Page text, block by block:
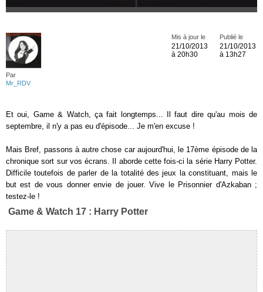
Par
Mr_RDV
Publié le
21/10/2013
à 13h27
Mis à jour le
21/10/2013
à 20h30
Et oui, Game & Watch, ça fait longtemps... Il faut dire qu'au mois de
septembre, il n'y a pas eu d'épisode... Je m'en excuse !
Mais Bref, passons à autre chose car aujourd'hui, le 17ème épisode de la
chronique sort sur vos écrans. Il aborde cette fois-ci la série Harry Potter.
Difficile toutefois de parler de la totalité des jeux la constituant, mais le
but est de vous donner envie de jouer. Vive le Prisonnier d'Azkaban ;
testez-le !
Game & Watch 17 : Harry Potter